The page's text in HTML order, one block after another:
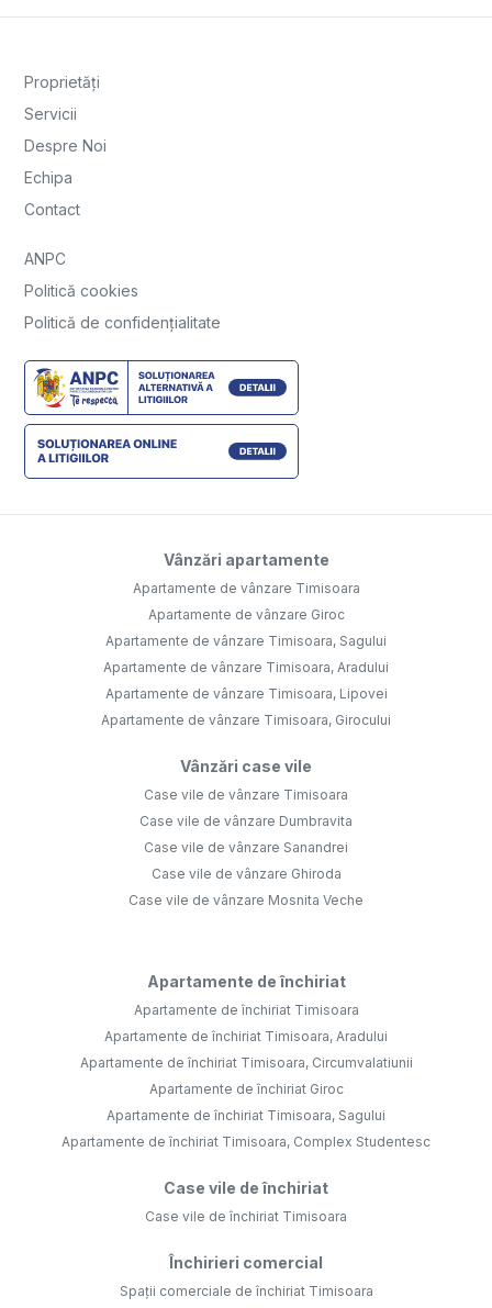
Proprietăți
Servicii
Despre Noi
Echipa
Contact
ANPC
Politică cookies
Politică de confidențialitate
Vânzări apartamente
Apartamente de vânzare Timisoara
Apartamente de vânzare Giroc
Apartamente de vânzare Timisoara, Sagului
Apartamente de vânzare Timisoara, Aradului
Apartamente de vânzare Timisoara, Lipovei
Apartamente de vânzare Timisoara, Girocului
Vânzări case vile
Case vile de vânzare Timisoara
Case vile de vânzare Dumbravita
Case vile de vânzare Sanandrei
Case vile de vânzare Ghiroda
Case vile de vânzare Mosnita Veche
Apartamente de închiriat
Apartamente de închiriat Timisoara
Apartamente de închiriat Timisoara, Aradului
Apartamente de închiriat Timisoara, Circumvalatiunii
Apartamente de închiriat Giroc
Apartamente de închiriat Timisoara, Sagului
Apartamente de închiriat Timisoara, Complex Studentesc
Case vile de închiriat
Case vile de închiriat Timisoara
Închirieri comercial
Spații comerciale de închiriat Timisoara